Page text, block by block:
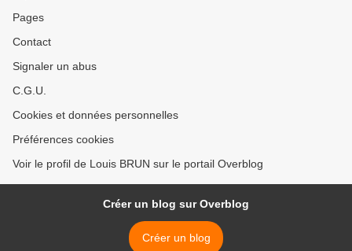
Pages
Contact
Signaler un abus
C.G.U.
Cookies et données personnelles
Préférences cookies
Voir le profil de Louis BRUN sur le portail Overblog
Créer un blog sur Overblog
Créer un blog